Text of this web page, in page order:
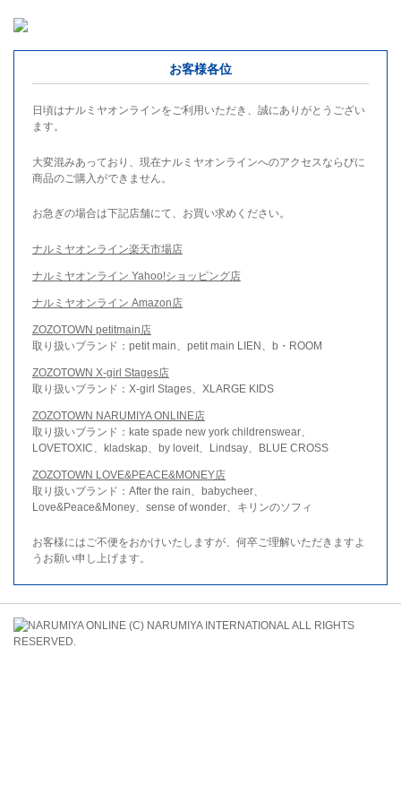
お客様各位
日頃はナルミヤオンラインをご利用いただき、誠にありがとうござい
ます。
大変混みあっており、現在ナルミヤオンラインへのアクセスならびに
商品のご購入ができません。
お急ぎの場合は下記店舗にて、お買い求めください。
ナルミヤオンライン楽天市場店
ナルミヤオンライン Yahoo!ショッピング店
ナルミヤオンライン Amazon店
ZOZOTOWN petitmain店
取り扱いブランド：petit main、petit main LIEN、b・ROOM
ZOZOTOWN X-girl Stages店
取り扱いブランド：X-girl Stages、XLARGE KIDS
ZOZOTOWN NARUMIYA ONLINE店
取り扱いブランド：kate spade new york childrenswear、
LOVETOXIC、kladskap、by loveit、Lindsay、BLUE CROSS
ZOZOTOWN LOVE&PEACE&MONEY店
取り扱いブランド：After the rain、babycheer、
Love&Peace&Money、sense of wonder、キリンのソフィ
お客様にはご不便をおかけいたしますが、何卒ご理解いただきますよ
うお願い申し上げます。